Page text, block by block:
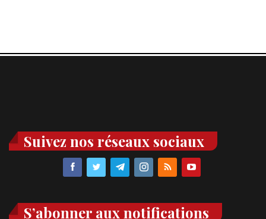
Suivez nos réseaux sociaux
S’abonner aux notifications